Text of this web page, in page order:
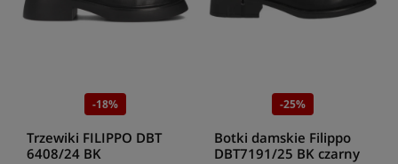
-18%
Trzewiki FILIPPO DBT
6408/24 BK
-25%
Botki damskie Filippo
DBT7191/25 BK czarny